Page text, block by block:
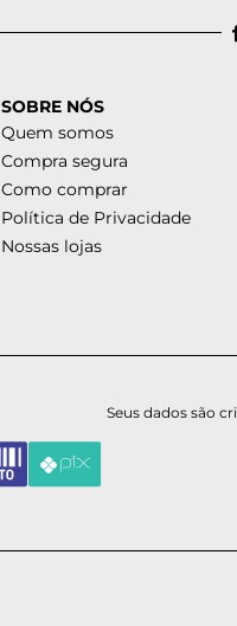
SOBRE NÓS
Quem somos
Compra segura
Como comprar
Política de Privacidade
Nossas lojas
Seus dados são